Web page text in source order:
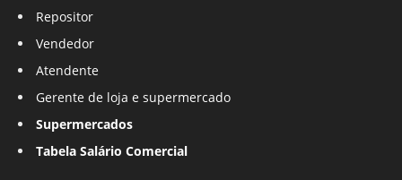
Repositor
Vendedor
Atendente
Gerente de loja e supermercado
Supermercados
Tabela Salário Comercial